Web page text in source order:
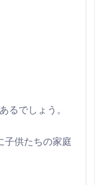
るでしょう。
子供たちの家庭